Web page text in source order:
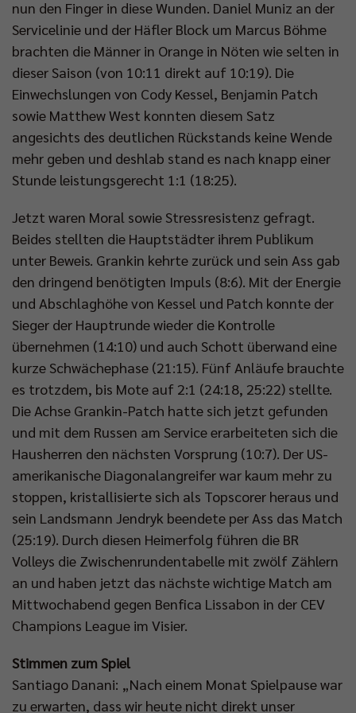
nun den Finger in diese Wunden. Daniel Muniz an der
Servicelinie und der Häfler Block um Marcus Böhme
brachten die Männer in Orange in Nöten wie selten in
dieser Saison (von 10:11 direkt auf 10:19). Die
Einwechslungen von Cody Kessel, Benjamin Patch
sowie Matthew West konnten diesem Satz
angesichts des deutlichen Rückstands keine Wende
mehr geben und deshlab stand es nach knapp einer
Stunde leistungsgerecht 1:1 (18:25).
Jetzt waren Moral sowie Stressresistenz gefragt.
Beides stellten die Hauptstädter ihrem Publikum
unter Beweis. Grankin kehrte zurück und sein Ass gab
den dringend benötigten Impuls (8:6). Mit der Energie
und Abschlaghöhe von Kessel und Patch konnte der
Sieger der Hauptrunde wieder die Kontrolle
übernehmen (14:10) und auch Schott überwand eine
kurze Schwächephase (21:15). Fünf Anläufe brauchte
es trotzdem, bis Mote auf 2:1 (24:18, 25:22) stellte.
Die Achse Grankin-Patch hatte sich jetzt gefunden
und mit dem Russen am Service erarbeiteten sich die
Hausherren den nächsten Vorsprung (10:7). Der US-
amerikanische Diagonalangreifer war kaum mehr zu
stoppen, kristallisierte sich als Topscorer heraus und
sein Landsmann Jendryk beendete per Ass das Match
(25:19). Durch diesen Heimerfolg führen die BR
Volleys die Zwischenrundentabelle mit zwölf Zählern
an und haben jetzt das nächste wichtige Match am
Mittwochabend gegen Benfica Lissabon in der CEV
Champions League im Visier.
Stimmen zum Spiel
Santiago Danani: „Nach einem Monat Spielpause war
zu erwarten, dass wir heute nicht direkt unser